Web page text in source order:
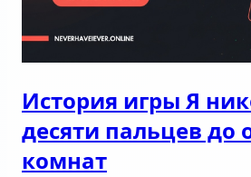
История игры Я
десяти пальцев до
комнат